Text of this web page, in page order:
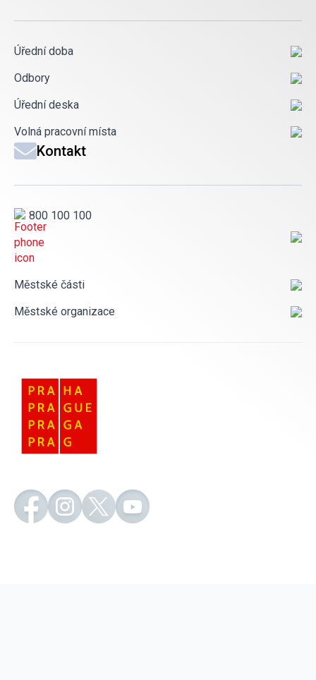
Úřední doba
Odbory
Úřední deska
Volná pracovní místa
Kontakt
800 100 100
Městské části
Městské organizace